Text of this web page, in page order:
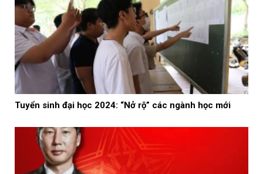
Tuyển sinh đại học 2024: “Nở rộ” các ngành học mới